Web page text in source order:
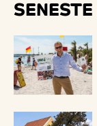
SENESTE